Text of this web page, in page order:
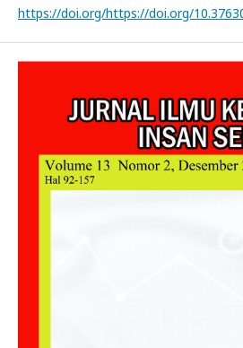
https://doi.org/https://doi.org/